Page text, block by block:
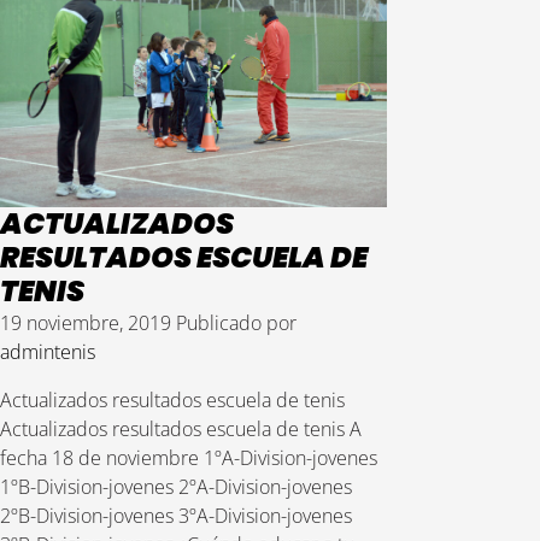
ACTUALIZADOS
RESULTADOS ESCUELA DE
TENIS
19 noviembre, 2019 Publicado por
admintenis
Actualizados resultados escuela de tenis
Actualizados resultados escuela de tenis A
fecha 18 de noviembre 1ºA-Division-jovenes
1ºB-Division-jovenes 2ºA-Division-jovenes
2ºB-Division-jovenes 3ºA-Division-jovenes